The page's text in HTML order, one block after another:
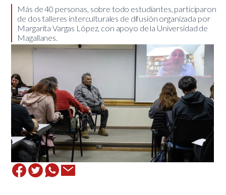
​Más de 40 personas, sobre todo estudiantes, participaron
de dos talleres interculturales de difusión organizada por
Margarita Vargas López, con apoyo de la Universidad de
Magallanes.